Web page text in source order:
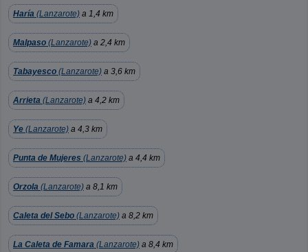
Haría (Lanzarote) a 1,4 km
Malpaso (Lanzarote) a 2,4 km
Tabayesco (Lanzarote) a 3,6 km
Arrieta (Lanzarote) a 4,2 km
Ye (Lanzarote) a 4,3 km
Punta de Mujeres (Lanzarote) a 4,4 km
Orzola (Lanzarote) a 8,1 km
Caleta del Sebo (Lanzarote) a 8,2 km
La Caleta de Famara (Lanzarote) a 8,4 km